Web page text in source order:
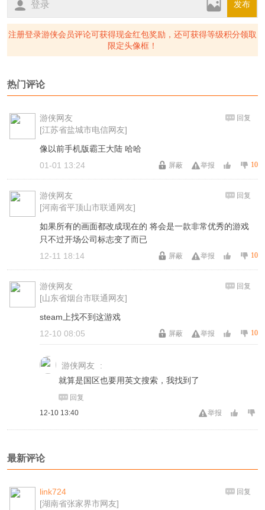
登录 发布
注册登录游侠会员评论可获得现金红包奖励，还可获得等级积分领取
限定头像框！
热门评论
游侠网友
[江苏省盐城市电信网友]
回复
像以前手机版霸王大陆 哈哈
10
举报
屏蔽
01-01 13:24
游侠网友
[河南省平顶山市联通网友]
回复
如果所有的画面都改成现在的 将会是一款非常优秀的游戏
只不过开场公司标志变了而已
10
举报
屏蔽
12-11 18:14
游侠网友
[山东省烟台市联通网友]
回复
steam上找不到这游戏
10
举报
屏蔽
12-10 08:05
游侠网友
:
就算是国区也要用英文搜索，我找到了
回复
举报
12-10 13:40
最新评论
link724
[湖南省张家界市网友]
回复